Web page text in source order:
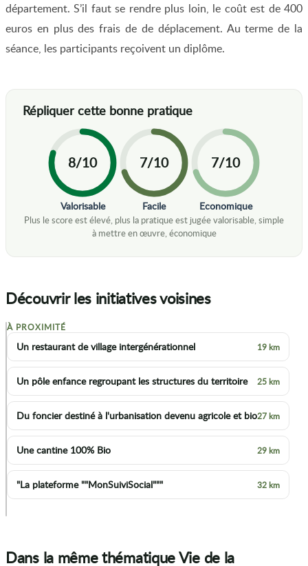
département. S’il faut se rendre plus loin, le coût est de 400
euros en plus des frais de de déplacement. Au terme de la
séance, les participants reçoivent un diplôme.
8/10
Valorisable
7/10
Facile
7/10
Economique
Découvrir les initiatives voisines
+
−
À PROXIMITÉ
Un restaurant de village intergénérationnel 19 km
Un pôle enfance regroupant les structures du territoire 25 km
Du foncier destiné à l'urbanisation devenu agricole et bio27 km
Une cantine 100% Bio 29 km
"La plateforme ""MonSuiviSocial""" 32 km
Dans la même thématique Vie de la